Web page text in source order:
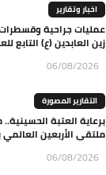
اخبار وتقارير
عمليات جراحية
زين العابدين (ع) التابع
06/08/2026
التقارير المصورة
برعاية العتبة
ملتقى الأربعين
06/08/2026